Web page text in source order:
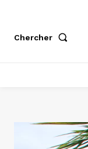
Chercher